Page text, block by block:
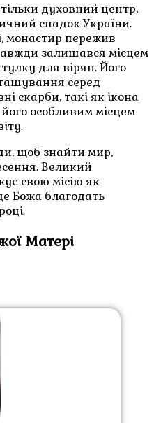
духовний центр,
спадок України.
монастир пережив
залишався місцем
для вірян. Його
серед
скарби, такі як ікона
особливим місцем
щоб знайти мир,
Великий
свою місію як
Божа благодать
Матері